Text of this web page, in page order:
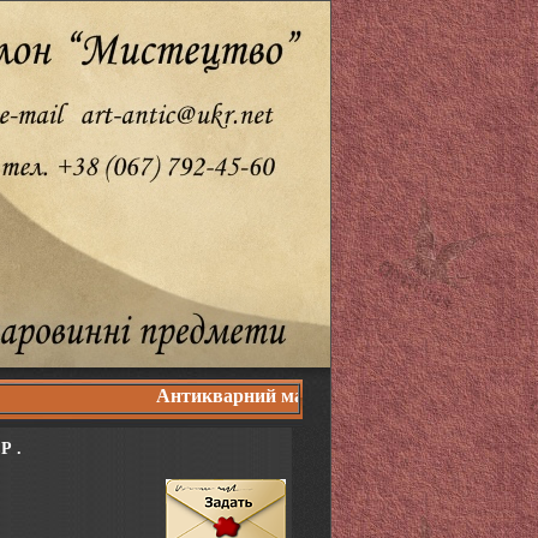
Антикварний магазин "Мистецтво" - продаж
.